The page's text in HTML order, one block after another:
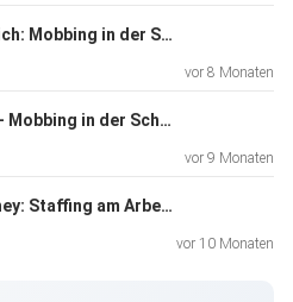
der Kindheit Spuren
& frühe Muster
72: Marcel Friederich: Mobbing in der Schule
vor 8 Monaten
#71: Monika Stern- Mobbing in der Schule
vor 9 Monaten
#70: Bettina Kuschey: Staffing am Arbeitsplatz
vor 10 Monaten